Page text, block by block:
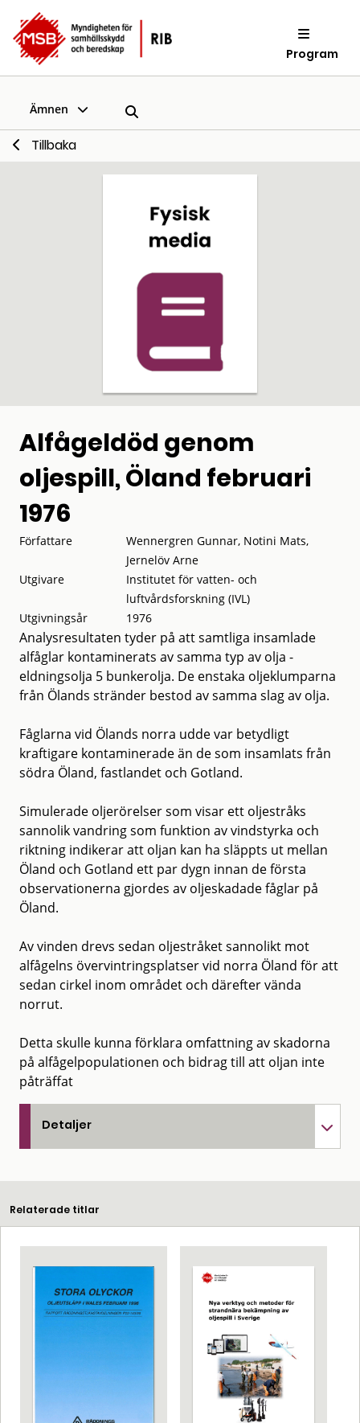
Program
Ämnen
Tillbaka
Alfågeldöd genom
oljespill, Öland februari
1976
Författare
Wennergren Gunnar, Notini Mats,
Jernelöv Arne
Utgivare
Institutet för vatten- och
luftvårdsforskning (IVL)
Utgivningsår
1976
Analysresultaten tyder på att samtliga insamlade
alfåglar kontaminerats av samma typ av olja -
eldningsolja 5 bunkerolja. De enstaka oljeklumparna
från Ölands stränder bestod av samma slag av olja.
Fåglarna vid Ölands norra udde var betydligt
kraftigare kontaminerade än de som insamlats från
södra Öland, fastlandet och Gotland.
Simulerade oljerörelser som visar ett oljestråks
sannolik vandring som funktion av vindstyrka och
riktning indikerar att oljan kan ha släppts ut mellan
Öland och Gotland ett par dygn innan de första
observationerna gjordes av oljeskadade fåglar på
Öland.
Av vinden drevs sedan oljestråket sannolikt mot
alfågelns övervintringsplatser vid norra Öland för att
sedan cirkel inom området och därefter vända
norrut.
Detta skulle kunna förklara omfattning av skadorna
på alfågelpopulationen och bidrag till att oljan inte
påträffat
Detaljer
Relaterade titlar